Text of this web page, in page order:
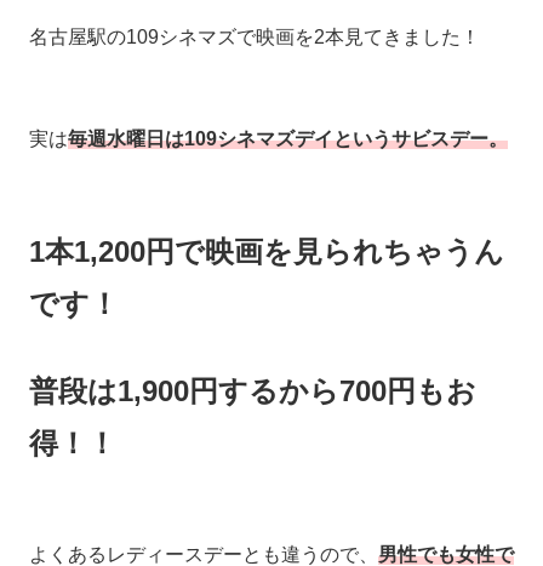
名古屋駅の109シネマズで映画を2本見てきました！
実は毎週水曜日は109シネマズデイというサビスデー。
1本1,200円で映画を見られちゃうん
です！
普段は1,900円するから700円もお
得！！
よくあるレディースデーとも違うので、 男性でも女性で